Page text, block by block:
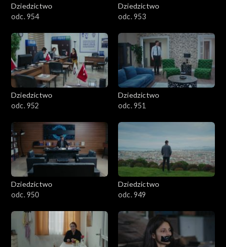
Dziedzictwo
odc. 954
Dziedzictwo
odc. 953
Dziedzictwo
odc. 952
Dziedzictwo
odc. 951
Dziedzictwo
odc. 950
Dziedzictwo
odc. 949